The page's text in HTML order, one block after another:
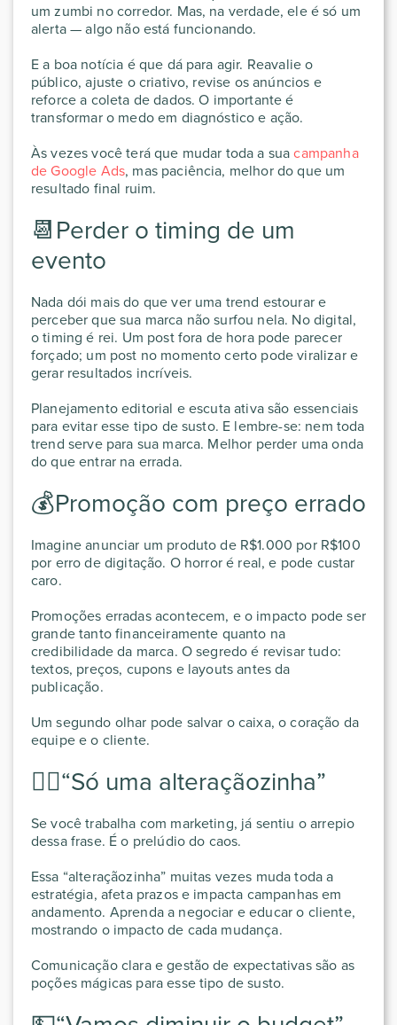
um zumbi no corredor. Mas, na verdade, ele é só um
alerta — algo não está funcionando.
E a boa notícia é que dá para agir. Reavalie o
público, ajuste o criativo, revise os anúncios e
reforce a coleta de dados. O importante é
transformar o medo em diagnóstico e ação.
Às vezes você terá que mudar toda a suacampanha​
de Google Ads, mas paciência, melhor do que um
resultado final ruim.
📆Perder o timing de um
evento
Nada dói mais do que ver uma trend estourar e
perceber que sua marca não surfou nela. No digital,
o timing é rei. Um post fora de hora pode parecer
forçado; um post no momento certo pode viralizar e
gerar resultados incríveis.
Planejamento editorial e escuta ativa são essenciais
para evitar esse tipo de susto. E lembre-se: nem toda
trend serve para sua marca. Melhor perder uma onda
do que entrar na errada.
💰Promoção com preço errado
Imagine anunciar um produto de R$1.000 por R$100
por erro de digitação. O horror é real, e pode custar
caro.
Promoções erradas acontecem, e o impacto pode ser
grande tanto financeiramente quanto na
credibilidade da marca. O segredo é revisar tudo:
textos, preços, cupons e layouts antes da
publicação.
Um segundo olhar pode salvar o caixa, o coração da
equipe e o cliente.
🧙‍♂️“Só uma alteraçãozinha”
Se você trabalha com marketing, já sentiu o arrepio
dessa frase. É o prelúdio do caos.
Essa “alteraçãozinha” muitas vezes muda toda a
estratégia, afeta prazos e impacta campanhas em
andamento. Aprenda a negociar e educar o cliente,
mostrando o impacto de cada mudança.
Comunicação clara e gestão de expectativas são as
poções mágicas para esse tipo de susto.